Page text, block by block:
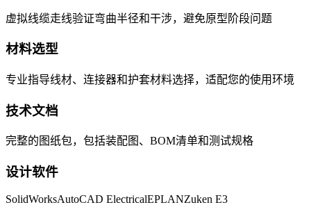
虚拟线缆走线验证弯曲半径和干涉，避免原型阶段问题
材料选型
专业指导线材、连接器和护套材料选择，适配您的使用环境
技术文档
完整的图纸包，包括装配图、BOM清单和测试规格
设计软件
SolidWorksAutoCAD ElectricalEPLANZuken E3